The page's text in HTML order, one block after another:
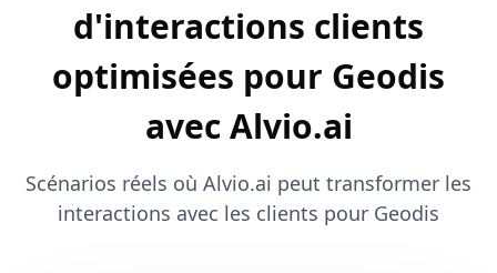
d'interactions clients
optimisées pour Geodis
avec Alvio.ai
Scénarios réels où Alvio.ai peut transformer les
interactions avec les clients pour Geodis